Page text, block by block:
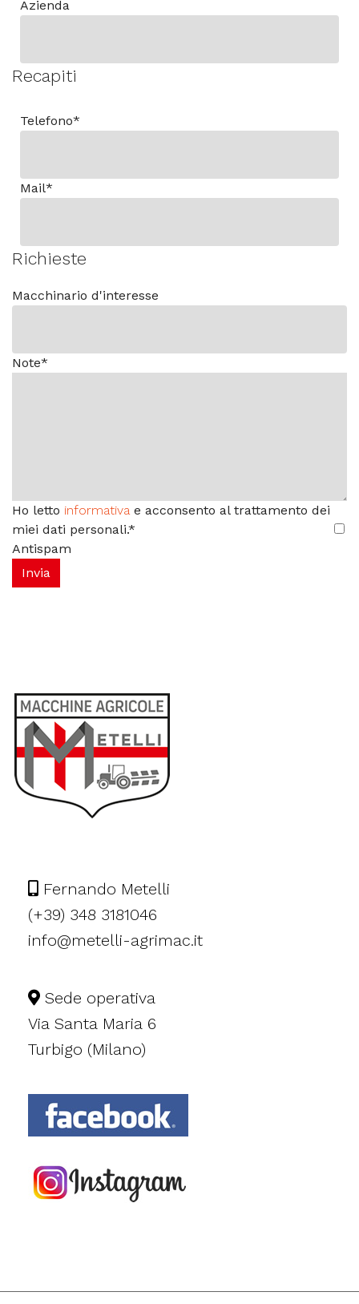
Azienda
Recapiti
Telefono*
Mail*
Richieste
Macchinario d'interesse
Note*
Ho letto informativae acconsento al trattamento dei
miei dati personali.*
Antispam
Invia
Fernando Metelli
(+39) 348 3181046
info@metelli-agrimac.it
Sede operativa
Via Santa Maria 6
Turbigo (Milano)